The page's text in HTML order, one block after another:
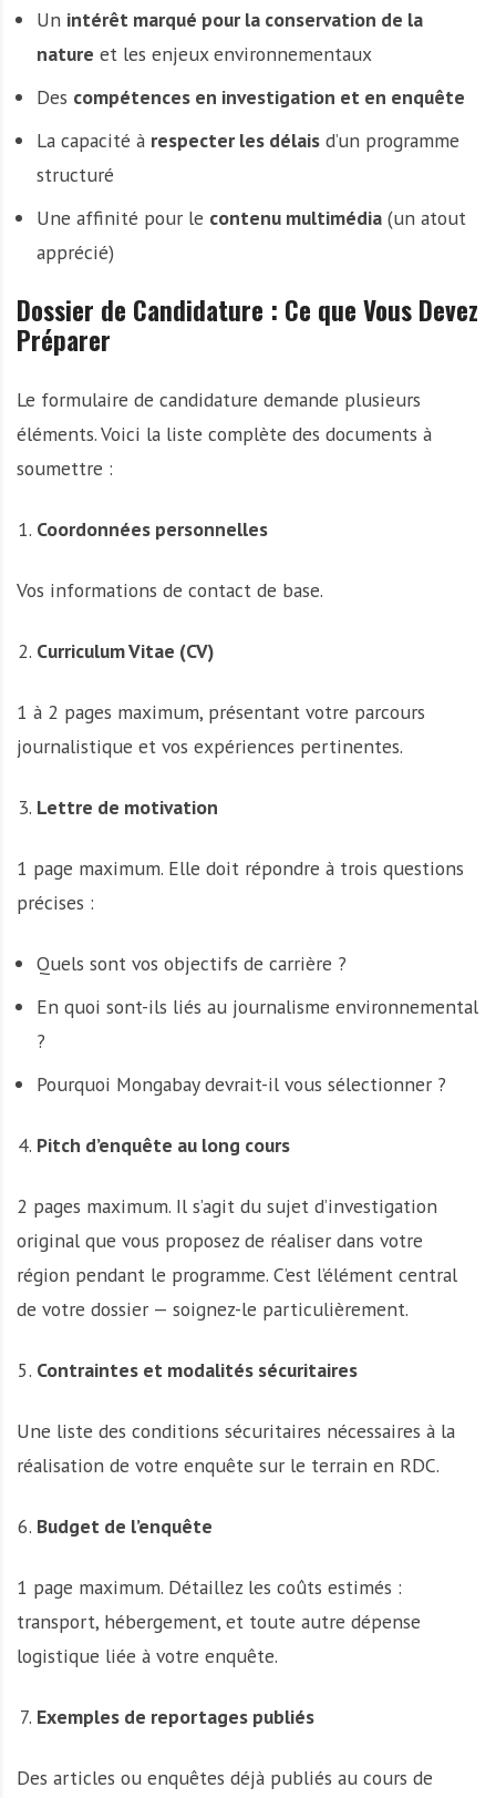
Un intérêt marqué pour la conservation de la
nature et les enjeux environnementaux
Des compétences en investigation et en enquête
La capacité à respecter les délaisd’un programme
structuré
Une affinité pour le contenu multimédia(un atout
apprécié)
Dossier de Candidature : Ce que Vous Devez
Préparer
Le formulaire de candidature demande plusieurs
éléments. Voici la liste complète des documents à
soumettre :
Coordonnées personnelles
Vos informations de contact de base.
Curriculum Vitae (CV)
1 à 2 pages maximum, présentant votre parcours
journalistique et vos expériences pertinentes.
Lettre de motivation
1 page maximum. Elle doit répondre à trois questions
précises :
Quels sont vos objectifs de carrière ?
En quoi sont-ils liés au journalisme environnemental
?
Pourquoi Mongabay devrait-il vous sélectionner ?
Pitch d’enquête au long cours
2 pages maximum. Il s’agit du sujet d’investigation
original que vous proposez de réaliser dans votre
région pendant le programme. C’est l’élément central
de votre dossier — soignez-le particulièrement.
Contraintes et modalités sécuritaires
Une liste des conditions sécuritaires nécessaires à la
réalisation de votre enquête sur le terrain en RDC.
Budget de l’enquête
1 page maximum. Détaillez les coûts estimés :
transport, hébergement, et toute autre dépense
logistique liée à votre enquête.
Exemples de reportages publiés
Des articles ou enquêtes déjà publiés au cours de